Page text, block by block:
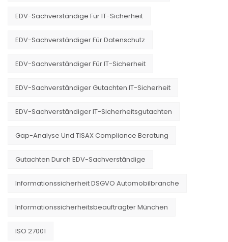
EDV-Sachverständige Für IT-Sicherheit
EDV-Sachverständiger Für Datenschutz
EDV-Sachverständiger Für IT-Sicherheit
EDV-Sachverständiger Gutachten IT-Sicherheit
EDV-Sachverständiger IT-Sicherheitsgutachten
Gap-Analyse Und TISAX Compliance Beratung
Gutachten Durch EDV-Sachverständige
Informationssicherheit DSGVO Automobilbranche
Informationssicherheitsbeauftragter München
ISO 27001